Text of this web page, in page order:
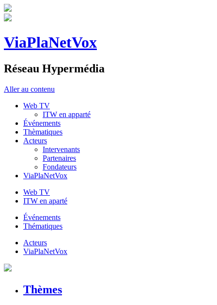
ViaPlaNetVox
Réseau Hypermédia
Aller au contenu
Web TV
ITW en apparté
Événements
Thèmatiques
Acteurs
Intervenants
Partenaires
Fondateurs
ViaPlaNetVox
Web TV
ITW en aparté
Événements
Thématiques
Acteurs
ViaPlaNetVox
Thèmes